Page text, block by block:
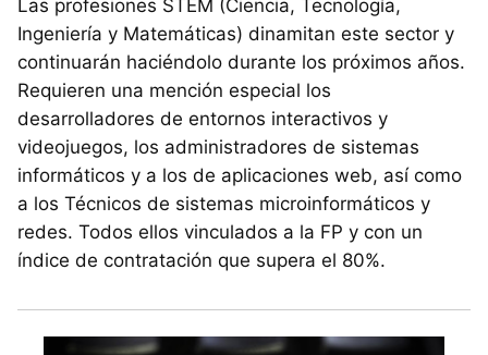
Las profesiones STEM (Ciencia, Tecnología,
Ingeniería y Matemáticas) dinamitan este sector y
continuarán haciéndolo durante los próximos años.
Requieren una mención especial los
desarrolladores de entornos interactivos y
videojuegos, los administradores de sistemas
informáticos y a los de aplicaciones web, así como
a los Técnicos de sistemas microinformáticos y
redes. Todos ellos vinculados a la FP y con un
índice de contratación que supera el 80%.